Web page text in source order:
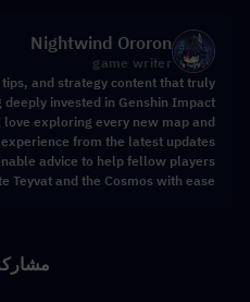
Nightwind Ororon
game writer
and strategy content that truly
invested in Genshin Impact
exploring every new map and
from the latest updates
advice to help fellow players
Teyvat and the Cosmos with ease.